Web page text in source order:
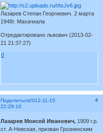
Лазарев Степан Георгиевич. 2 марта
1948г. Махачкала
Отредактировано львович (2013-02-
21 21:37:27)
0
Поделиться 4
2012-11-15
22:29:10
Лазарев Моисей Иванович, 1909 г.р.
ст. А-Невская, призван Грозненским